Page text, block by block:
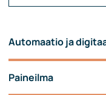
Automaatio ja
Paineilma